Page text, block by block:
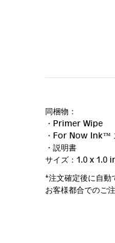
同梱物：
・Primer Wipe
・For Now Ink ™
・説明書
サイズ：1.0 x 1.0
*注文確定後に自動
お客様都合でのご